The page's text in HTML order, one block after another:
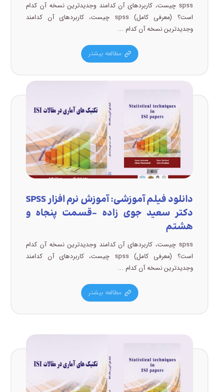
spss چیست، کاربردهای آن کدامند وجدیدترین نسخه آن کدام
است؟ (معرفی کامل) spss چیست، کاربردهای آن کدامند
وجدیدترین نسخه آن کدام ...
مطالعه بیشتر
دانلود فیلم آموزشی: آموزش نرم افزار SPSS
دکتر سعید جوی زاده –قسمت پنجاه و
هشتم
spss چیست، کاربردهای آن کدامند وجدیدترین نسخه آن کدام
است؟ (معرفی کامل) spss چیست، کاربردهای آن کدامند
وجدیدترین نسخه آن کدام ...
مطالعه بیشتر